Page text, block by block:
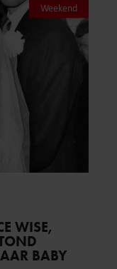
Weekend
WISE,
BABY